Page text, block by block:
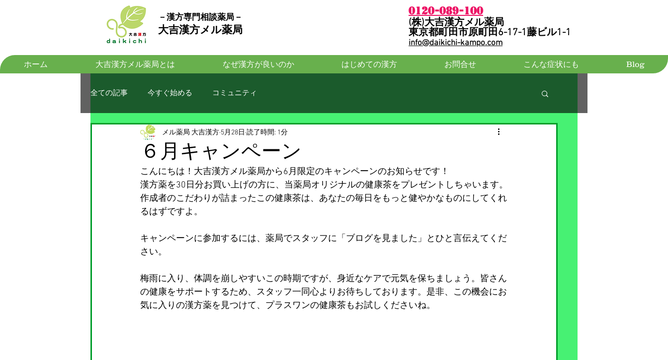
－漢方専門相談薬局－
​大吉漢方メル薬局
0120-089-100
​(株)大吉漢方メル薬局
​東京都町田市原町田6-17-1藤ビル1-1
info@daikichi-kampo.com
ホーム 大吉漢方メル薬局とは なぜ漢方が良いのか はじめての漢方 お問合せ こんな症状にも Blog
全ての記事 今すぐ始める コミュニティ
６月キャンペーン
メル薬局 大吉漢方 5月28日 読了時間: 1分
こんにちは！大吉漢方メル薬局から6月限定のキャンペーンのお知らせです！
漢方薬を30日分お買い上げの方に、当薬局オリジナルの健康茶をプレゼントしちゃいます。
作成者のこだわりが詰まったこの健康茶は、あなたの毎日をもっと健やかなものにしてくれ
るはずですよ。
キャンペーンに参加するには、薬局でスタッフに「ブログを見ました」とひと言伝えてくだ
さい。
梅雨に入り、体調を崩しやすいこの時期ですが、身近なケアで元気を保ちましょう。皆さん
の健康をサポートするため、スタッフ一同心よりお待ちしております。是非、この機会にお
気に入りの漢方薬を見つけて、プラスワンの健康茶もお試しくださいね。